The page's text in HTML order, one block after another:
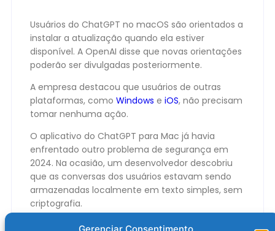
Usuários do ChatGPT no macOS são orientados a
instalar a atualização quando ela estiver
disponível. A OpenAI disse que novas orientações
poderão ser divulgadas posteriormente.
A empresa destacou que usuários de outras
plataformas, como Windows e iOS, não precisam
tomar nenhuma ação.
O aplicativo do ChatGPT para Mac já havia
enfrentado outro problema de segurança em
2024. Na ocasião, um desenvolvedor descobriu
que as conversas dos usuários estavam sendo
armazenadas localmente em texto simples, sem
criptografia.
ChatGPT para Mac sofre violação de